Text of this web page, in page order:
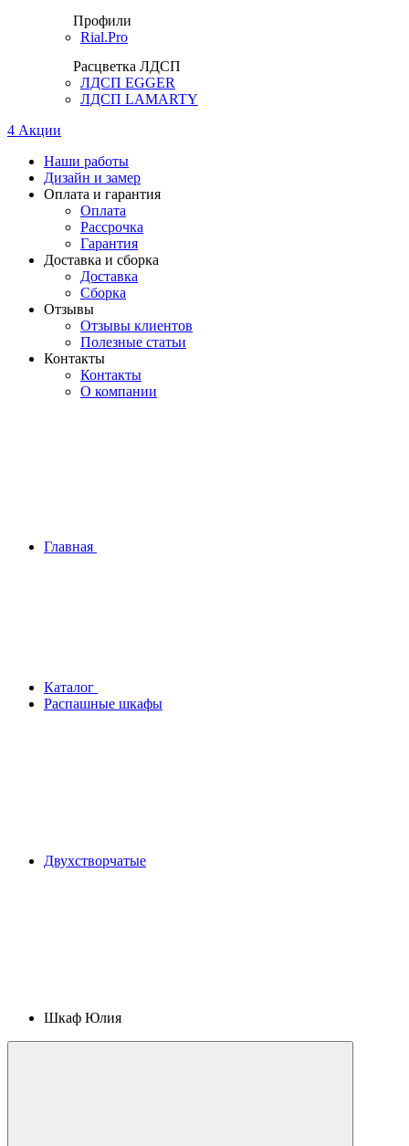
Профили
Rial.Pro
Расцветка ЛДСП
ЛДСП EGGER
ЛДСП LAMARTY
4 Акции
Наши работы
Дизайн и замер
Оплата и гарантия
Оплата
Рассрочка
Гарантия
Доставка и сборка
Доставка
Сборка
Отзывы
Отзывы клиентов
Полезные статьи
Контакты
Контакты
О компании
Главная
Каталог
Распашные шкафы
Двухстворчатые
Шкаф Юлия